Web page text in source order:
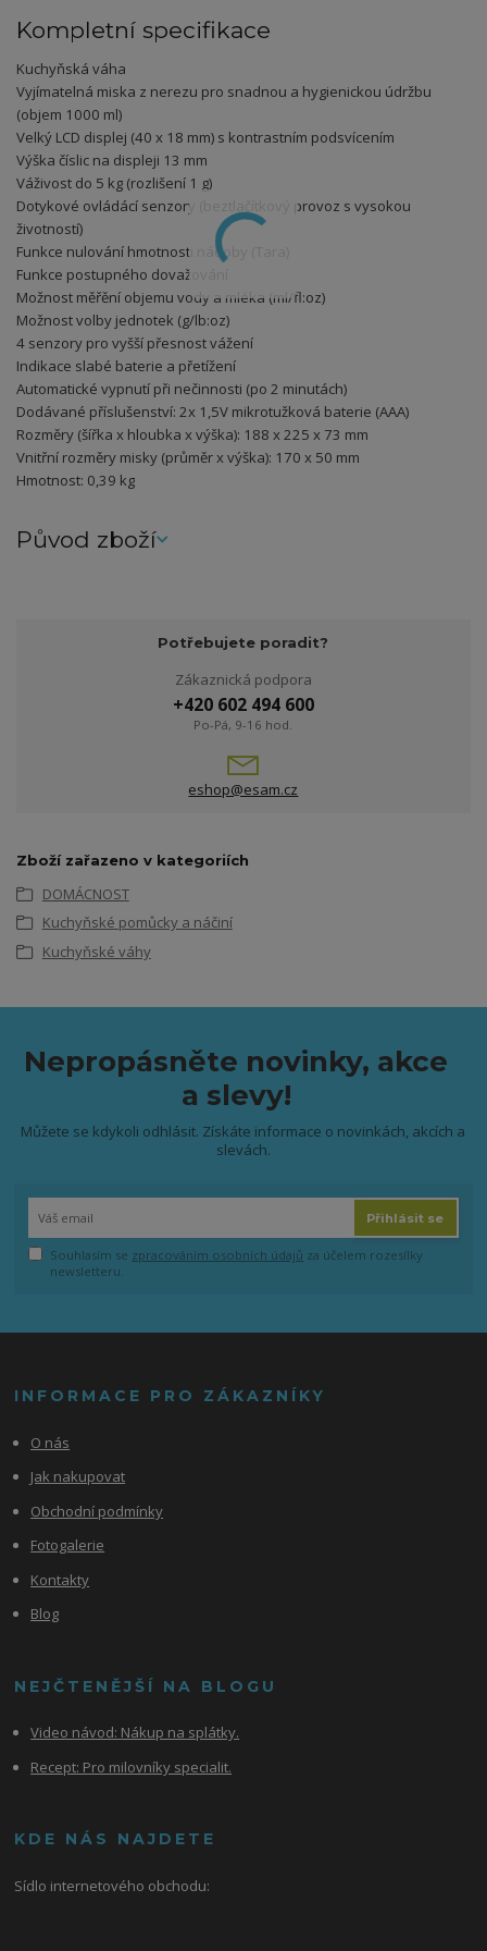
Kompletní specifikace
Kuchyňská váha
Vyjímatelná miska z nerezu pro snadnou a hygienickou údržbu
(objem 1000 ml)
Velký LCD displej (40 x 18 mm) s kontrastním podsvícením
Výška číslic na displeji 13 mm
Váživost do 5 kg (rozlišení 1 g)
Dotykové ovládácí senzory (beztlačítkový provoz s vysokou
životností)
Funkce nulování hmotnosti nádoby (Tara)
Funkce postupného dovažování
Možnost měřění objemu vody a mléka (ml/fl:oz)
Možnost volby jednotek (g/lb:oz)
4 senzory pro vyšší přesnost vážení
Indikace slabé baterie a přetížení
Automatické vypnutí při nečinnosti (po 2 minutách)
Dodávané příslušenství: 2x 1,5V mikrotužková baterie (AAA)
Rozměry (šířka x hloubka x výška): 188 x 225 x 73 mm
Vnitřní rozměry misky (průměr x výška): 170 x 50 mm
Hmotnost: 0,39 kg
Původ zboží
Potřebujete poradit?
Zákaznická podpora
+420 602 494 600
Po-Pá, 9-16 hod.
eshop@esam.cz
Zboží zařazeno v kategoriích
DOMÁCNOST
Kuchyňské pomůcky a náčiní
Kuchyňské váhy
Nepropásněte novinky, akce
a slevy!
Můžete se kdykoli odhlásit. Získáte informace o novinkách, akcích a
slevách.
Přihlásit se
Souhlasím se zpracováním osobních údajů za účelem rozesílky
newsletteru.
INFORMACE PRO ZÁKAZNÍKY
O nás
Jak nakupovat
Obchodní podmínky
Fotogalerie
Kontakty
Blog
NEJČTENĚJŠÍ NA BLOGU
Video návod: Nákup na splátky.
Recept: Pro milovníky specialit.
KDE NÁS NAJDETE
Sídlo internetového obchodu: